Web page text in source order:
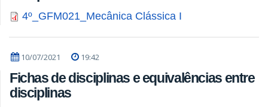
4º_GFM021_Mecânica Clássica I
10/07/2021 19:42
Fichas de disciplinas e equivalências entre
disciplinas